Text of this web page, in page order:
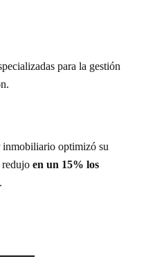
para la gestión
inmobiliario optimizó su
en un 15% los
.